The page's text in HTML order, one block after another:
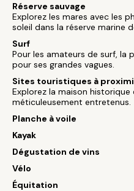
Réserve sauvage
Explorez les mares avec les
soleil dans la réserve marine
Surf
Pour les amateurs de surf, la
pour ses grandes vagues.
Sites touristiques à
Explorez la maison historique
méticuleusement entretenus.
Planche à voile
Kayak
Dégustation de vins
Vélo
Équitation